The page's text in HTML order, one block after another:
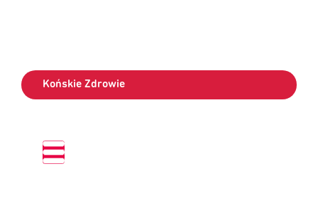
Końskie Zdrowie